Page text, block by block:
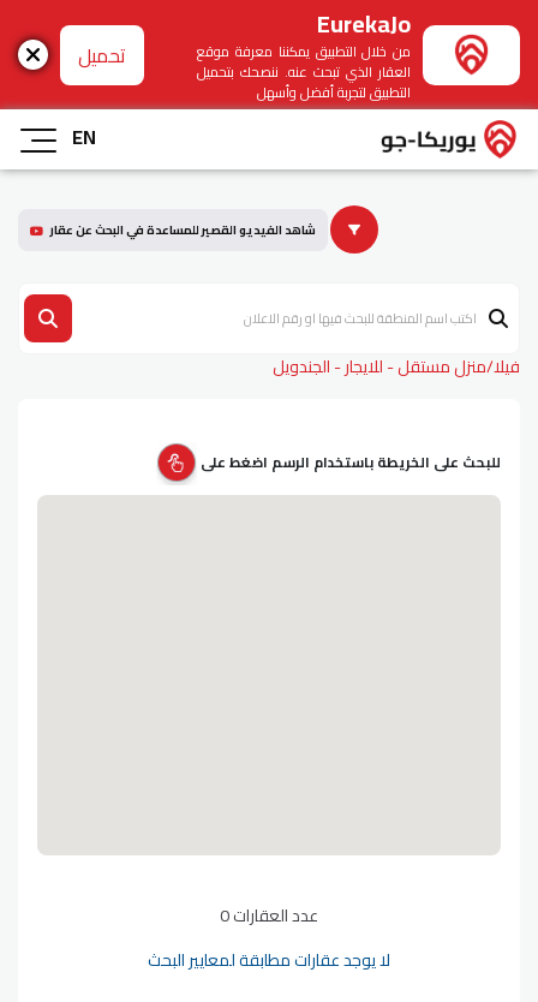
EurekaJo
من خلال التطبيق يمكننا معرفة موقع
العقار الذي تبحث عنه. ننصحك بتحميل
التطبيق لتجربة أفضل وأسهل
تحميل
EN
فيلا/منزل مستقل - للايجار - الجندويل
شاهد الفيديو القصير للمساعدة في البحث عن عقار
للبحث على الخريطة باستخدام الرسم اضغط على
عدد العقارات 0
لا يوجد عقارات مطابقة لمعايير البحث